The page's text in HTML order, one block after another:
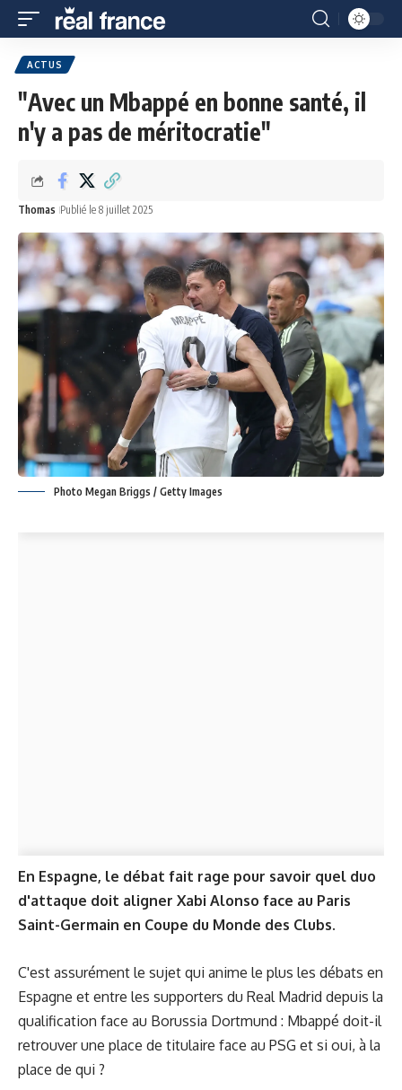
ACTUS
"Avec un Mbappé en bonne santé, il
n'y a pas de méritocratie"
Thomas Publié le 8 juillet 2025
Photo Megan Briggs / Getty Images
En Espagne, le débat fait rage pour savoir quel duo
d'attaque doit aligner Xabi Alonso face au Paris
Saint-Germain en Coupe du Monde des Clubs.
C'est assurément le sujet qui anime le plus les débats en
Espagne et entre les supporters du Real Madrid depuis la
qualification face au Borussia Dortmund : Mbappé doit-il
retrouver une place de titulaire face au PSG et si oui, à la
place de qui ?